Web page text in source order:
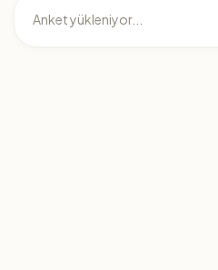
Anket yükleniyor...